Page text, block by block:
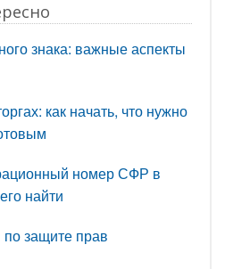
знака: важные аспекты
как начать, что нужно
номер СФР в
найти
защите прав